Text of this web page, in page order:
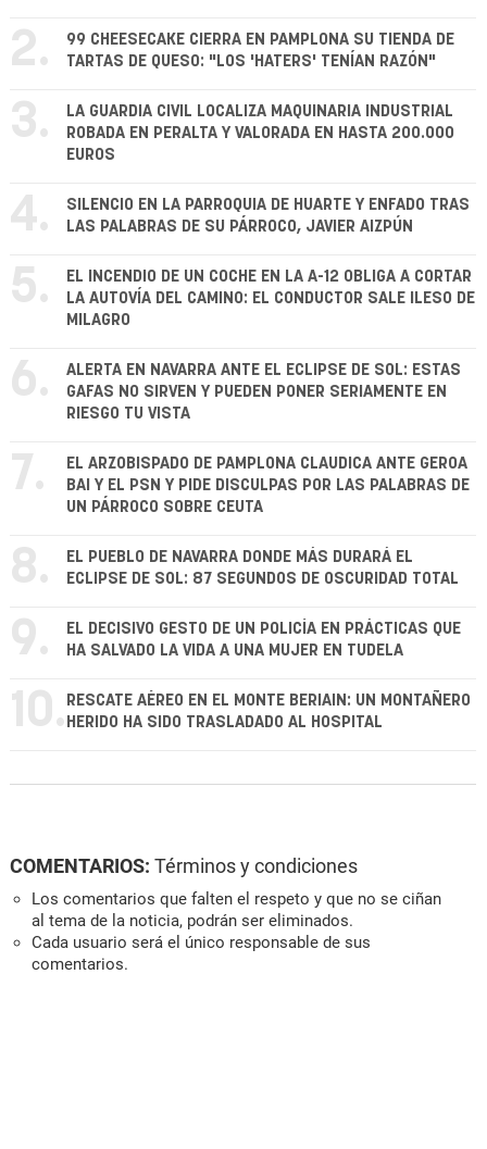
2.
99 CHEESECAKE CIERRA EN PAMPLONA SU TIENDA DE
TARTAS DE QUESO: "LOS 'HATERS' TENÍAN RAZÓN"
3.
LA GUARDIA CIVIL LOCALIZA MAQUINARIA INDUSTRIAL
ROBADA EN PERALTA Y VALORADA EN HASTA 200.000
EUROS
4.
SILENCIO EN LA PARROQUIA DE HUARTE Y ENFADO TRAS
LAS PALABRAS DE SU PÁRROCO, JAVIER AIZPÚN
5.
EL INCENDIO DE UN COCHE EN LA A-12 OBLIGA A CORTAR
LA AUTOVÍA DEL CAMINO: EL CONDUCTOR SALE ILESO DE
MILAGRO
6.
ALERTA EN NAVARRA ANTE EL ECLIPSE DE SOL: ESTAS
GAFAS NO SIRVEN Y PUEDEN PONER SERIAMENTE EN
RIESGO TU VISTA
7.
EL ARZOBISPADO DE PAMPLONA CLAUDICA ANTE GEROA
BAI Y EL PSN Y PIDE DISCULPAS POR LAS PALABRAS DE
UN PÁRROCO SOBRE CEUTA
8.
EL PUEBLO DE NAVARRA DONDE MÁS DURARÁ EL
ECLIPSE DE SOL: 87 SEGUNDOS DE OSCURIDAD TOTAL
9.
EL DECISIVO GESTO DE UN POLICÍA EN PRÁCTICAS QUE
HA SALVADO LA VIDA A UNA MUJER EN TUDELA
10. RESCATE AÉREO EN EL MONTE BERIAIN: UN MONTAÑERO
HERIDO HA SIDO TRASLADADO AL HOSPITAL
COMENTARIOS: Términos y condiciones
Los comentarios que falten el respeto y que no se ciñan
al tema de la noticia, podrán ser eliminados.
Cada usuario será el único responsable de sus
comentarios.